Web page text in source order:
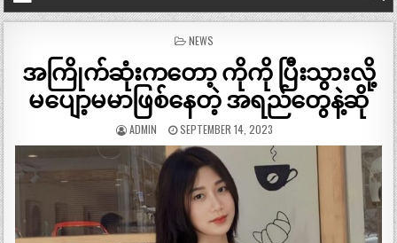
POSTED
NEWS
အကြိုက်ဆုံးကတော့ ကိုကို ပြီးသွားလို့
မပျော့မမာဖြစ်နေတဲ့ အရည်တွေနဲ့ဆို
ADMIN SEPTEMBER 14, 2023